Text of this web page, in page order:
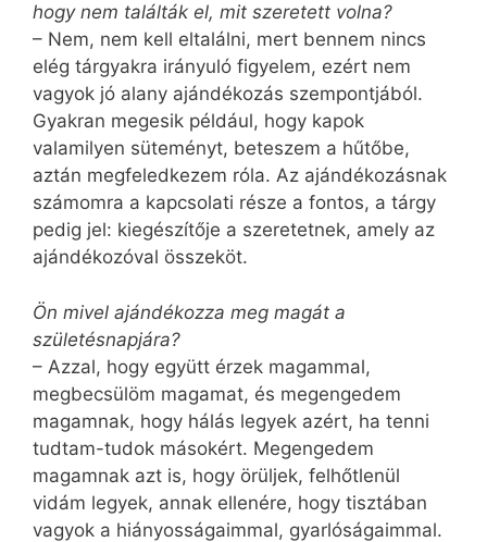
hogy nem találták el, mit szeretett volna?
– Nem, nem kell eltalálni, mert bennem nincs
elég tárgyakra irányuló figyelem, ezért nem
vagyok jó alany ajándékozás szempontjából.
Gyakran megesik például, hogy kapok
valamilyen süteményt, beteszem a hűtőbe,
aztán megfeledkezem róla. Az ajándékozásnak
számomra a kapcsolati része a fontos, a tárgy
pedig jel: kiegészítője a szeretetnek, amely az
ajándékozóval összeköt.
Ön mivel ajándékozza meg magát a
születésnapjára?
– Azzal, hogy együtt érzek magammal,
megbecsülöm magamat, és megengedem
magamnak, hogy hálás legyek azért, ha tenni
tudtam-tudok másokért. Megengedem
magamnak azt is, hogy örüljek, felhőtlenül
vidám legyek, annak ellenére, hogy tisztában
vagyok a hiányosságaimmal, gyarlóságaimmal.